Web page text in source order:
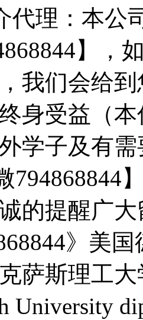
代理：本公
】
我们会给
身受益（
学子及有
794868844
诚的提醒广
》美
萨斯理工
University